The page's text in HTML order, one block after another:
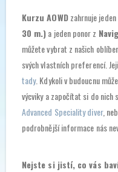
Kurzu AOWDzahrnuje
30 m.)a jeden ponor z
můžete vybrat z našich
svých vlastních preferencí.
tady. Kdykoli v budoucnu
výcviky a započítat si do nich
Advanced Speciality diver,
podrobnější informace nás
Nejste si jistí, co vás